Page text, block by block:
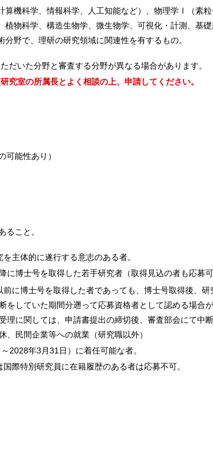
算機科学、情報科学、人工知能など）、物理学Ⅰ（素
植物科学、構造生物学、微生物学、可視化・計測、基
分野で、理研の研究領域に関連性を有するもの。
だいた分野と審査する分野が異なる場合があります。
究室の所属長とよく相談の上、申請してください。
可能性あり）
ること。
主体的に遂行する意志のある者。
に博士号を取得した若手研究者（取得見込の者も応募
に博士号を取得した者であっても、博士号取得後、
をしていた期間分遡って応募資格者として認める場合
理に関しては、申請書提出の締切後、審査部会にて中
、民間企業等への就業（研究職以外）
2028年3月31日）に着任可能な者。
際特別研究員に在籍履歴のある者は応募不可。